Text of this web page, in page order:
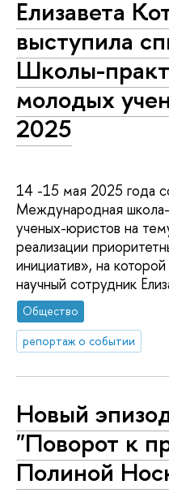
Елизавета
выступила
Школы-
молодых
2025
14 -15 мая 2025 года
Международная
ученых-юристов на
реализации
инициатив», на
научный сотрудник
Общество
репортаж о событии
Новый
"Поворот к
Полиной